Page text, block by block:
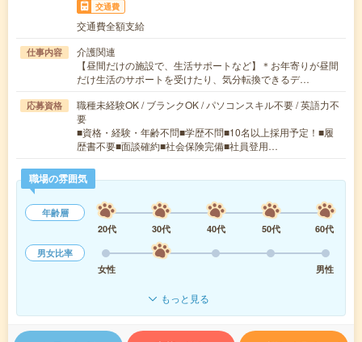
交通費
交通費全額支給
仕事内容
介護関連
【昼間だけの施設で、生活サポートなど】＊お年寄りが昼間
だけ生活のサポートを受けたり、気分転換できるデ…
応募資格
職種未経験OK / ブランクOK / パソコンスキル不要 / 英語力不
要
■資格・経験・年齢不問■学歴不問■10名以上採用予定！■履
歴書不要■面談確約■社会保険完備■社員登用…
職場の雰囲気
年齢層
20代
30代 40代 50代
60代
男女比率
女性
男性
もっと見る